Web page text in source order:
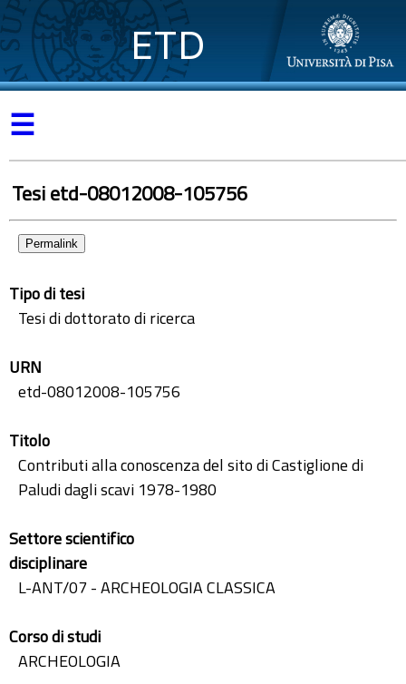
ETD
☰
Tesi etd-08012008-105756
Permalink
Tipo di tesi
Tesi di dottorato di ricerca
URN
etd-08012008-105756
Titolo
Contributi alla conoscenza del sito di Castiglione di
Paludi dagli scavi 1978-1980
Settore scientifico
disciplinare
L-ANT/07 - ARCHEOLOGIA CLASSICA
Corso di studi
ARCHEOLOGIA